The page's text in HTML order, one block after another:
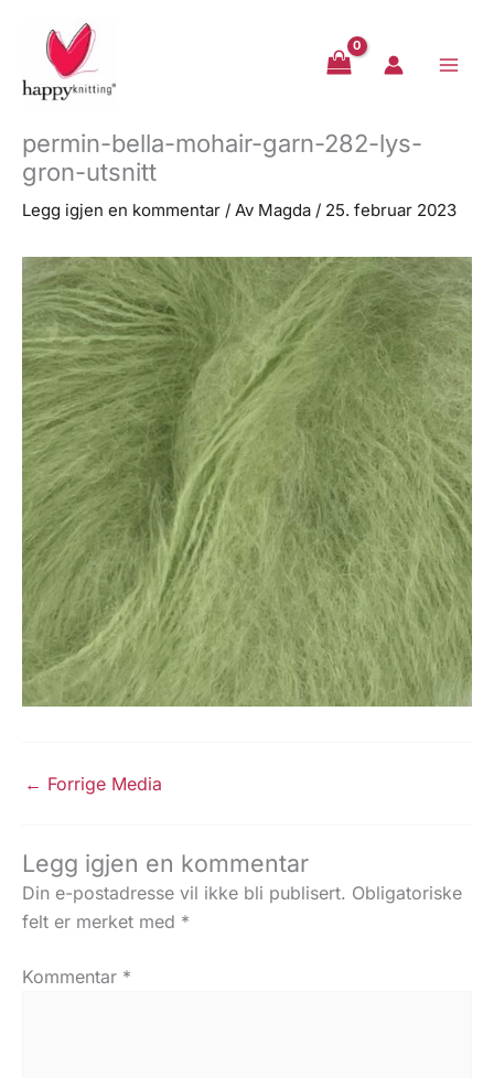
innholdet
permin-bella-mohair-garn-282-lys-
gron-utsnitt
Legg igjen en kommentar / Av Magda / 25. februar 2023
← Forrige Media
Legg igjen en kommentar
Din e-postadresse vil ikke bli publisert. Obligatoriske
felt er merket med *
Kommentar *